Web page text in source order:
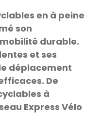
en à peine
son
durable.
et ses
déplacement
De
à
Express Vélo